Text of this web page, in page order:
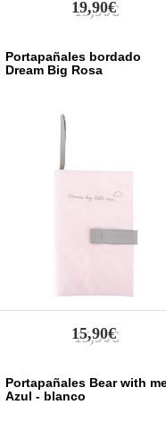
19,90€
Portapañales bordado
Dream Big Rosa
15,90€
Portapañales Bear with
Azul - blanco